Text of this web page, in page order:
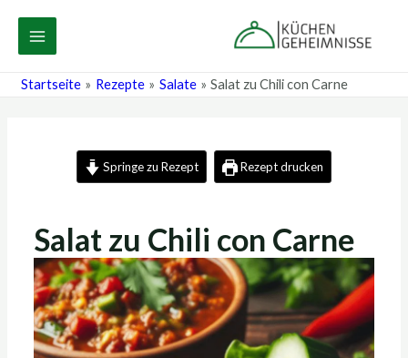
Inhalt
MAIN
MENU
Startseite Rezepte Salate Salat zu Chili con Carne
Springe zu Rezept Rezept drucken
Salat zu Chili con Carne